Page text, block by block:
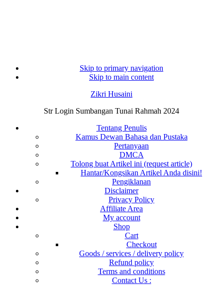
Skip to primary navigation
Skip to main content
Zikri Husaini
Str Login Sumbangan Tunai Rahmah 2024
Tentang Penulis
Kamus Dewan Bahasa dan Pustaka
Pertanyaan
DMCA
Tolong buat Artikel ini (request article)
Hantar/Kongsikan Artikel Anda disini!
Pengiklanan
Disclaimer
Privacy Policy
Affiliate Area
My account
Shop
Cart
Checkout
Goods / services / delivery policy
Refund policy
Terms and conditions
Contact Us :